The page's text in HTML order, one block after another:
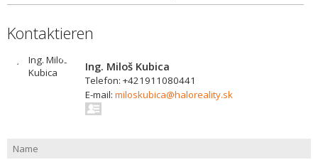
Kontaktieren
Ing. Miloš Kubica
Telefon: +421911080441
E-mail: miloskubica@haloreality.sk